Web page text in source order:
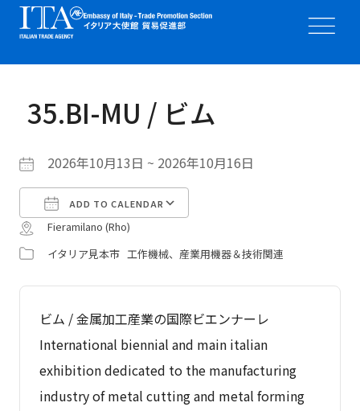
35.BI-MU / ビム
2026年10月13日 ~ 2026年10月16日
ADD TO CALENDAR
Download ICS
Fieramilano (Rho)
イタリア見本市 工作機械、産業用機器＆技術関連
ビム / 金属加工産業の国際ビエンナーレ
International biennial and main italian
exhibition dedicated to the manufacturing
industry of metal cutting and metal forming